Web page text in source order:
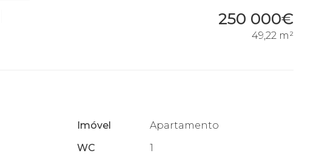
250 000€
49,22 m²
Imóvel
Apartamento
WC
1